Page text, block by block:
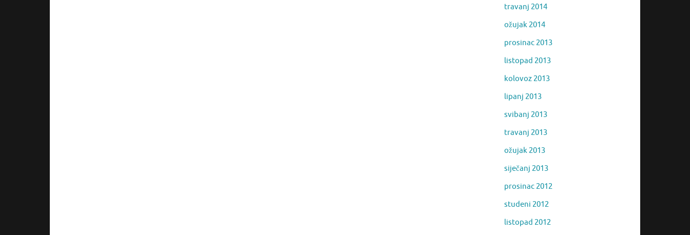
travanj 2014
ožujak 2014
prosinac 2013
listopad 2013
kolovoz 2013
lipanj 2013
svibanj 2013
travanj 2013
ožujak 2013
siječanj 2013
prosinac 2012
studeni 2012
listopad 2012